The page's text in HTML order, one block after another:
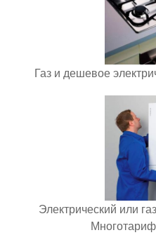
Газ и дешевое
Электрический или